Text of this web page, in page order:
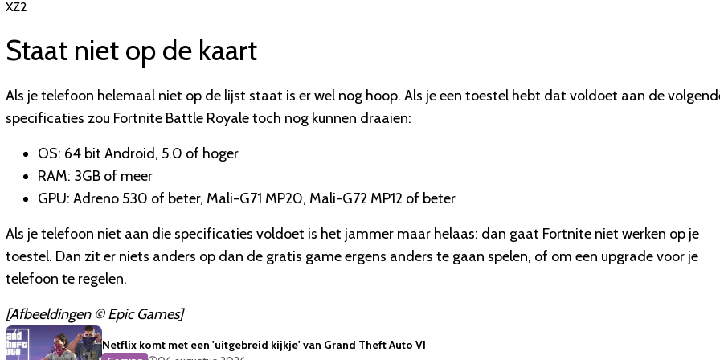
XZ2
Staat niet op de kaart
Als je telefoon helemaal niet op de lijst staat is er wel nog hoop. Als je een toestel hebt dat voldoet aan de
specificaties zou Fortnite Battle Royale toch nog kunnen draaien:
OS: 64 bit Android, 5.0 of hoger
RAM: 3GB of meer
GPU: Adreno 530 of beter, Mali-G71 MP20, Mali-G72 MP12 of beter
Als je telefoon niet aan die specificaties voldoet is het jammer maar helaas: dan gaat Fortnite niet werken op je
toestel. Dan zit er niets anders op dan de gratis game ergens anders te gaan spelen, of om een upgrade voor je
telefoon te regelen.
[Afbeeldingen © Epic Games]
Netflix komt met een 'uitgebreid kijkje' van Grand Theft Auto VI